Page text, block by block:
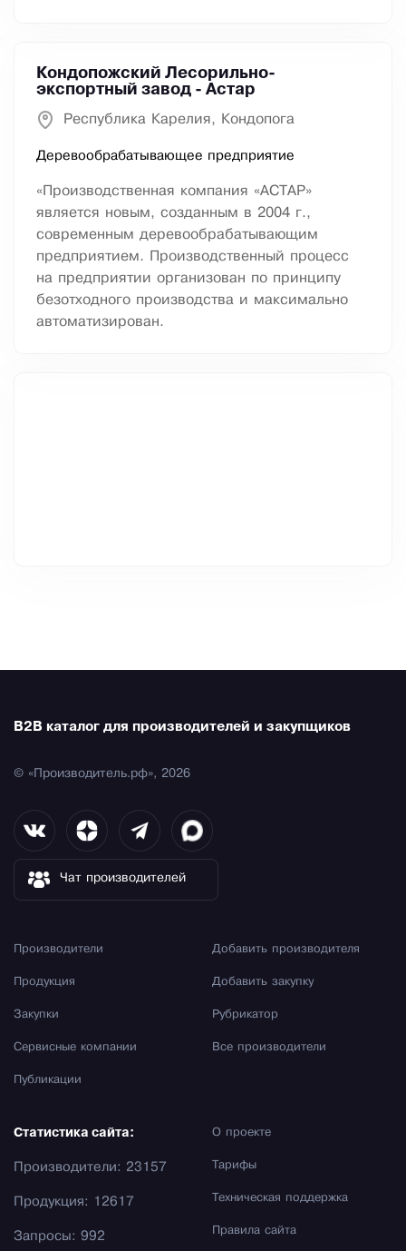
Кондопожский Лесорильно-
экспортный завод - Астар
Республика Карелия, Кондопога
Деревообрабатывающее предприятие
«Производственная компания «АСТАР»
является новым, созданным в 2004 г.,
современным деревообрабатывающим
предприятием. Производственный процесс
на предприятии организован по принципу
безотходного производства и максимально
автоматизирован.
B2B каталог для производителей и закупщиков
© «Производитель.рф», 2026
Чат производителей
Производители
Продукция
Закупки
Сервисные компании
Публикации
Добавить производителя
Добавить закупку
Рубрикатор
Все производители
О проекте
Тарифы
Техническая поддержка
Правила сайта
Статистика сайта:
Производители: 23157
Продукция: 12617
Запросы: 992